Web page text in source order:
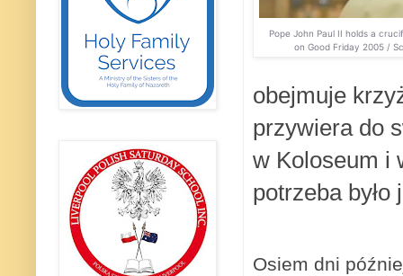
Pope John Paul II holds a
on Good Friday 2005 /
obejmuje
przywiera do
w Koloseum i
potrzeba było
Osiem dni